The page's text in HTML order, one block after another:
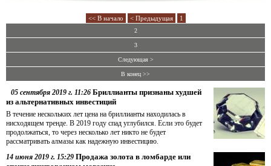
<< В начало < Предыдущая 1
2
3
Следующая >
В конец >>
05 сентября 2019 г. 11:26 Бриллианты признаны худшей
из альтернативных инвестиций
В течение нескольких лет цена на бриллианты находилась в
нисходящем тренде. В 2019 году спад углубился. Если это будет
продолжаться, то через несколько лет никто не будет
рассматривать алмазы как надежную инвестицию.
14 июня 2019 г. 15:29 Продажа золота в ломбарде или